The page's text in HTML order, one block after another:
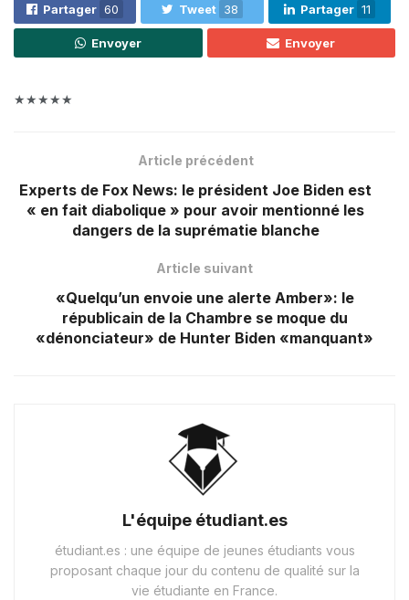
Partager 60 Tweet 38 Partager 11
Envoyer Envoyer
★★★★★
Article précédent
Experts de Fox News: le président Joe Biden est
« en fait diabolique » pour avoir mentionné les
dangers de la suprématie blanche
Article suivant
«Quelqu’un envoie une alerte Amber»: le
républicain de la Chambre se moque du
«dénonciateur» de Hunter Biden «manquant»
L'équipe étudiant.es
étudiant.es : une équipe de jeunes étudiants vous
proposant chaque jour du contenu de qualité sur la
vie étudiante en France.